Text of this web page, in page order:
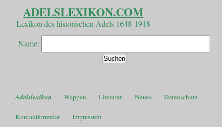
ADELSLEXIKON.COM
Lexikon des historischen Adels 1648-1918
Name:
Adelslexikon Wappen Literatur Neues Datenschutz
Kontaktformular Impressum